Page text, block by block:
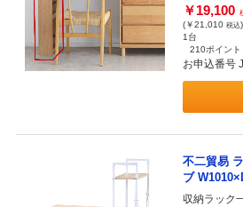
￥19,100
(￥21,010 税込)
1台
210ポイント
お申込番号
不二貿易
ブ
収納ラック